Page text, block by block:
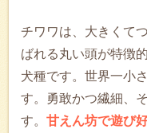
チワワは、大きくて
ばれる丸い頭が特徴
犬種です。世界一小
す。勇敢かつ繊細、
す。 甘えん坊で遊び